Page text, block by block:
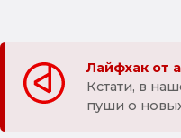
Лайфхак от
Кстати, в
пуши о